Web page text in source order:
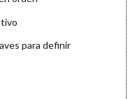
para definir